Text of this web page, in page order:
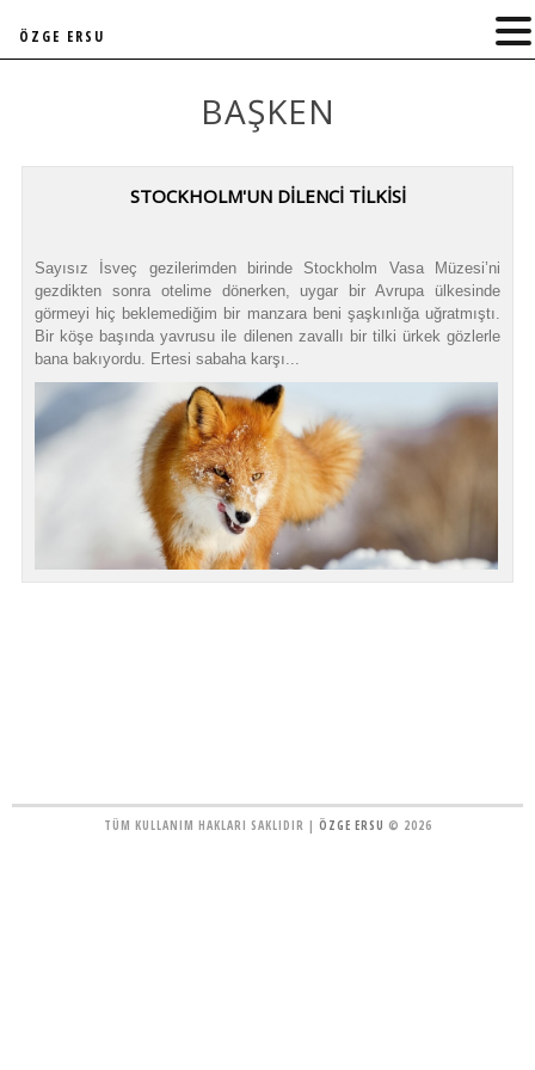
BAŞKEN
STOCKHOLM'UN DİLENCİ TİLKİSİ
Sayısız İsveç gezilerimden birinde Stockholm Vasa Müzesi’ni
gezdikten sonra otelime dönerken, uygar bir Avrupa ülkesinde
görmeyi hiç beklemediğim bir manzara beni şaşkınlığa uğratmıştı.
Bir köşe başında yavrusu ile dilenen zavallı bir tilki ürkek gözlerle
bana bakıyordu. Ertesi sabaha karşı...
TÜM KULLANIM HAKLARI SAKLIDIR | ÖZGE ERSU © 2026
ÖZGE ERSU